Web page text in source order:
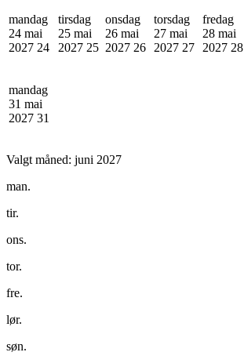
mandag
24 mai
2027 24
tirsdag
25 mai
2027 25
onsdag
26 mai
2027 26
torsdag
27 mai
2027 27
fredag
28 mai
2027 28
mandag
31 mai
2027 31
Valgt måned: juni 2027
man.
tir.
ons.
tor.
fre.
lør.
søn.